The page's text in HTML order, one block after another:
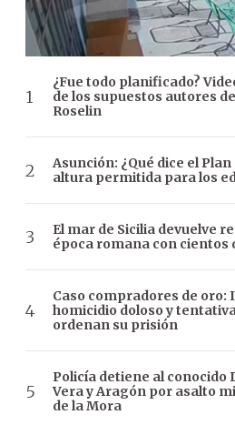
¿Fue todo planificado?
de los supuestos autores
Roselin
Asunción: ¿Qué dice el
altura permitida para los
El mar de Sicilia devuelve
época romana con cientos
Caso compradores de
homicidio doloso y
ordenan su prisión
Policía detiene al conocido
Vera y Aragón por asalto
de la Mora